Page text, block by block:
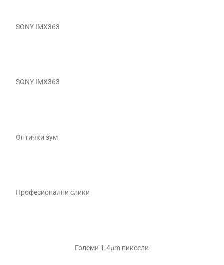
SONY IMX363
SONY IMX363
Оптички зум
Професионални слики
Големи 1.4μm пиксели